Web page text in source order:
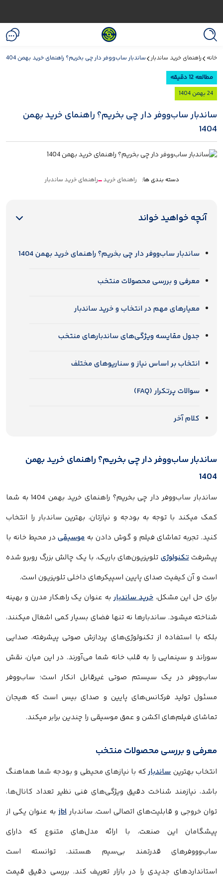
راهنمای خرید ساندبار ساندبار ساب‌ووفر دار چی بخریم؟ راهنمای خرید بهمن 1404
مطالعه 12 دقیقه
ساب‌ووفر دار چی بخریم؟ راهنمای خرید بهمن
دسته بندی ها: راهنمای خرید راهنمای خرید ساندبار
آنچه خواهید خواند
ساندبار ساب‌ووفر دار چی بخریم؟ راهنمای خرید بهمن 1404
معرفی و بررسی محصولات منتخب
معیارهای مهم در انتخاب و خرید ساندبار
جدول مقایسه ویژگی‌های ساندبارهای منتخب
انتخاب بر اساس نیاز و سناریوهای مختلف
سوالات پرتکرار (FAQ)
کلام آخر
ساب‌ووفر دار چی بخریم؟ راهنمای خرید بهمن
ساندبار ساب‌ووفر دار چی بخریم؟ راهنمای خرید بهمن 1404 به شما
میکند با توجه به بودجه و نیازتان، بهترین ساندبار را انتخاب
تجربه تماشای فیلم و گوش دادن بهموسیقیدر محیط خانه با
تکنولوژیتلویزیون‌های باریک، با یک چالش بزرگ روبرو شده
و آن کیفیت صدای پایین اسپیکرهای داخلی تلویزیون است.
حل این مشکل،خرید ساندباربه عنوان یک راهکار مدرن و بهینه
میشود. ساندبارها نه تنها فضای بسیار کمی اشغال میکنند،
با استفاده از تکنولوژی‌های پردازش صوتی پیشرفته، صدایی
و سینمایی را به قلب خانه شما می‌آورند. در این میان، نقش
در یک سیستم صوتی غیرقابل انکار است؛ ساب‌ووفر
تولید فرکانس‌های پایین و صدای بیس است که هیجان
فیلم‌های اکشن و عمق موسیقی را چندین برابر میکند.
و بررسی محصولات منتخب
بهترینساندبارکه با نیازهای محیطی و بودجه شما هماهنگ
نیازمند شناخت دقیق ویژگی‌های فنی نظیر تعداد کانال‌ها،
خروجی و قابلیت‌های اتصالی است. ساندبارjblبه عنوان یکی از
این صنعت، با ارائه مدل‌های متنوع که دارای
قدرتمند بی‌سیم هستند، توانسته است
جدیدی را در بازار تعریف کند. بررسی دقیق قیمت